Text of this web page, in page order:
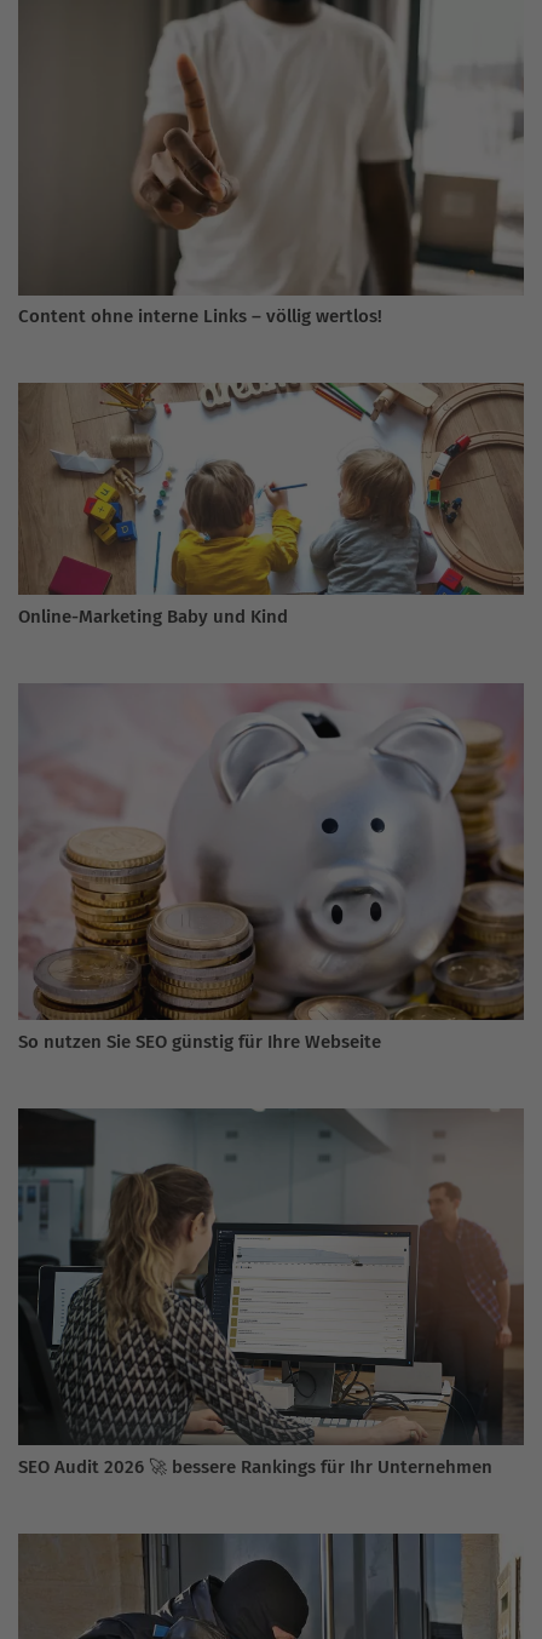
Content ohne interne Links – völlig wertlos!
Online-Marketing Baby und Kind
So nutzen Sie SEO günstig für Ihre Webseite
SEO Audit 2026 🚀 bessere Rankings für Ihr Unternehmen